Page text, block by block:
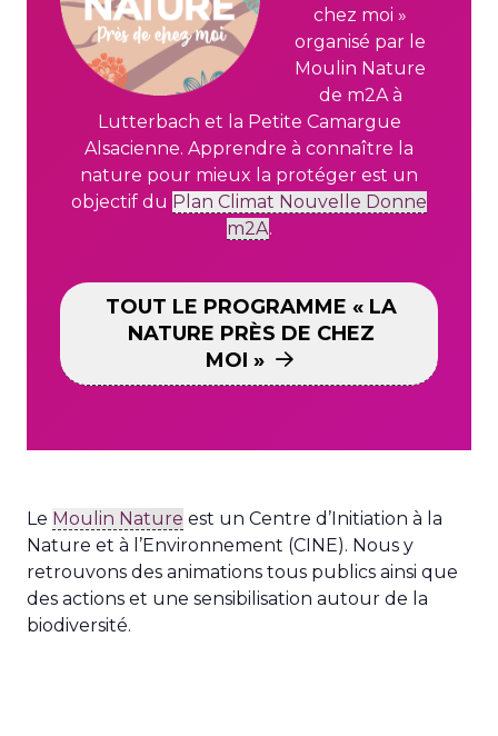
chez moi »
organisé par le
Moulin Nature
de m2A à
Lutterbach et la Petite Camargue
Alsacienne. Apprendre à connaître la
nature pour mieux la protéger est un
objectif du Plan Climat Nouvelle Donne
m2A.
TOUT LE PROGRAMME « LA
NATURE PRÈS DE CHEZ
MOI »
Le Moulin Nature est un Centre d’Initiation à la
Nature et à l’Environnement (CINE). Nous y
retrouvons des animations tous publics ainsi que
des actions et une sensibilisation autour de la
biodiversité.